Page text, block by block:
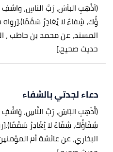
(أذْهِبِ البأسَ، رَبَّ الناسِ، واشفِ
ؤُك، شِفاءً لا يُغادِرُ سَقَمًا).
حديث صحيح.]
دعاء لجدتي بالشفاء
(أَذْهِبِ البَاسَ، رَبَّ النَّاسِ، وَاشْفِ
شِفَاؤُكَ، شِفَاءً لا يُغَادِرُ سَقَمًا).